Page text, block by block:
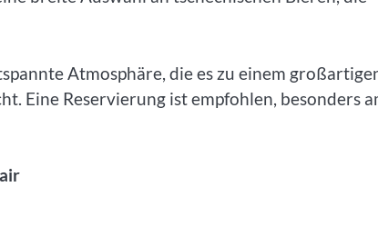
Atmosphäre, die es zu einem
Eine Reservierung ist empfohlen, besonders